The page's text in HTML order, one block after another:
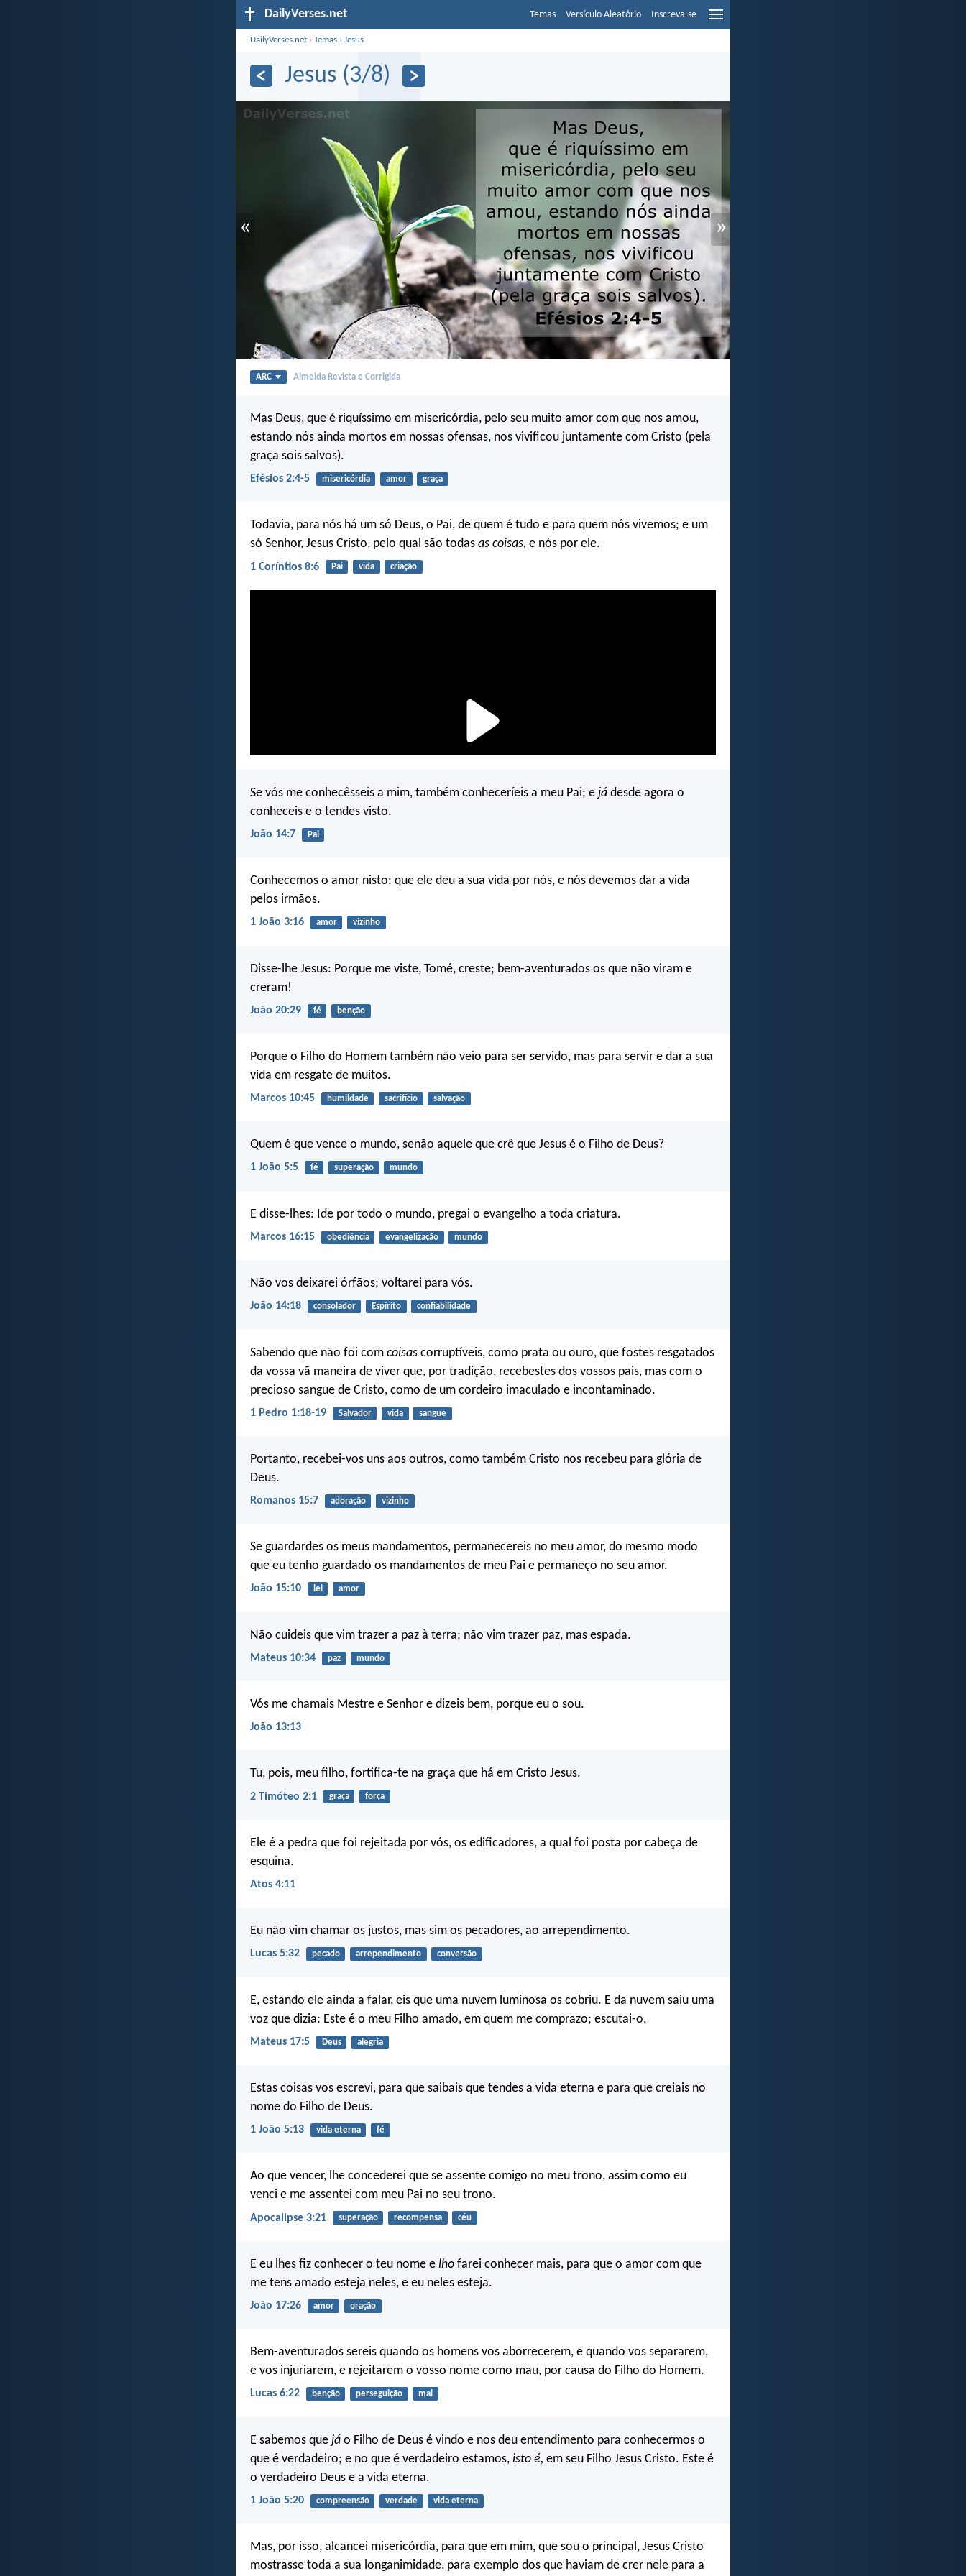
DailyVerses.net Temas Versículo Aleatório Inscreva-se
DailyVerses.net ›Temas ›Jesus
Jesus (3/8)
« »
ARC Almeida Revista e Corrigida
Mas Deus, que é riquíssimo em misericórdia, pelo seu muito amor com que nos amou,
estando nós ainda mortos em nossas ofensas, nos vivificou juntamente com Cristo (pela
graça sois salvos).
Efésios 2:4-5 misericórdia amor graça
Todavia, para nós há um só Deus, o Pai, de quem é tudo e para quem nós vivemos; e um
só Senhor, Jesus Cristo, pelo qual são todas as coisas, e nós por ele.
1 Coríntios 8:6 Pai vida criação
Se vós me conhecêsseis a mim, também conheceríeis a meu Pai; e já desde agora o
conheceis e o tendes visto.
João 14:7 Pai
Conhecemos o amor nisto: que ele deu a sua vida por nós, e nós devemos dar a vida
pelos irmãos.
1 João 3:16 amor vizinho
Disse-lhe Jesus: Porque me viste, Tomé, creste; bem-aventurados os que não viram e
creram!
João 20:29 fé benção
Porque o Filho do Homem também não veio para ser servido, mas para servir e dar a sua
vida em resgate de muitos.
Marcos 10:45 humildade sacrifício salvação
Quem é que vence o mundo, senão aquele que crê que Jesus é o Filho de Deus?
1 João 5:5 fé superação mundo
E disse-lhes: Ide por todo o mundo, pregai o evangelho a toda criatura.
Marcos 16:15 obediência evangelização mundo
Não vos deixarei órfãos; voltarei para vós.
João 14:18 consolador Espírito confiabilidade
Sabendo que não foi com coisas corruptíveis, como prata ou ouro, que fostes resgatados
da vossa vã maneira de viver que, por tradição, recebestes dos vossos pais, mas com o
precioso sangue de Cristo, como de um cordeiro imaculado e incontaminado.
1 Pedro 1:18-19 Salvador vida sangue
Portanto, recebei-vos uns aos outros, como também Cristo nos recebeu para glória de
Deus.
Romanos 15:7 adoração vizinho
Se guardardes os meus mandamentos, permanecereis no meu amor, do mesmo modo
que eu tenho guardado os mandamentos de meu Pai e permaneço no seu amor.
João 15:10 lei amor
Não cuideis que vim trazer a paz à terra; não vim trazer paz, mas espada.
Mateus 10:34 paz mundo
Vós me chamais Mestre e Senhor e dizeis bem, porque eu o sou.
João 13:13
Tu, pois, meu filho, fortifica-te na graça que há em Cristo Jesus.
2 Timóteo 2:1 graça força
Ele é a pedra que foi rejeitada por vós, os edificadores, a qual foi posta por cabeça de
esquina.
Atos 4:11
Eu não vim chamar os justos, mas sim os pecadores, ao arrependimento.
Lucas 5:32 pecado arrependimento conversão
E, estando ele ainda a falar, eis que uma nuvem luminosa os cobriu. E da nuvem saiu uma
voz que dizia: Este é o meu Filho amado, em quem me comprazo; escutai-o.
Mateus 17:5 Deus alegria
Estas coisas vos escrevi, para que saibais que tendes a vida eterna e para que creiais no
nome do Filho de Deus.
1 João 5:13 vida eterna fé
Ao que vencer, lhe concederei que se assente comigo no meu trono, assim como eu
venci e me assentei com meu Pai no seu trono.
Apocalipse 3:21 superação recompensa céu
E eu lhes fiz conhecer o teu nome e lho farei conhecer mais, para que o amor com que
me tens amado esteja neles, e eu neles esteja.
João 17:26 amor oração
Bem-aventurados sereis quando os homens vos aborrecerem, e quando vos separarem,
e vos injuriarem, e rejeitarem o vosso nome como mau, por causa do Filho do Homem.
Lucas 6:22 benção perseguição mal
E sabemos que já o Filho de Deus é vindo e nos deu entendimento para conhecermos o
que é verdadeiro; e no que é verdadeiro estamos, isto é, em seu Filho Jesus Cristo. Este é
o verdadeiro Deus e a vida eterna.
1 João 5:20 compreensão verdade vida eterna
Mas, por isso, alcancei misericórdia, para que em mim, que sou o principal, Jesus Cristo
mostrasse toda a sua longanimidade, para exemplo dos que haviam de crer nele para a